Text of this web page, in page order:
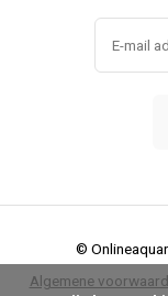
Algemene
©